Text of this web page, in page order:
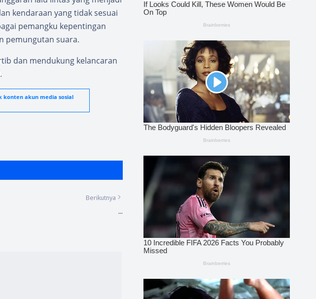
kendaraan yang tidak sesuai
pemangku kepentingan
pemungutan suara.
dan mendukung kelancaran
konten akun media sosial
Berikutnya
...